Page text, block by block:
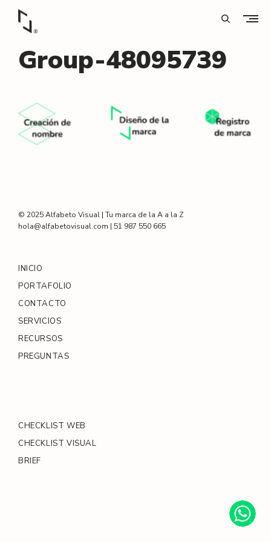
content
A
l
a
b
e
i
s
a
l
/
open
Group-48095739
© 2025 Alfabeto Visual | Tu marca de la A a la Z
hola@alfabetovisual.com | 51 987 550 665
INICIO
PORTAFOLIO
CONTACTO
SERVICIOS
RECURSOS
PREGUNTAS
CHECKLIST WEB
CHECKLIST VISUAL
BRIEF